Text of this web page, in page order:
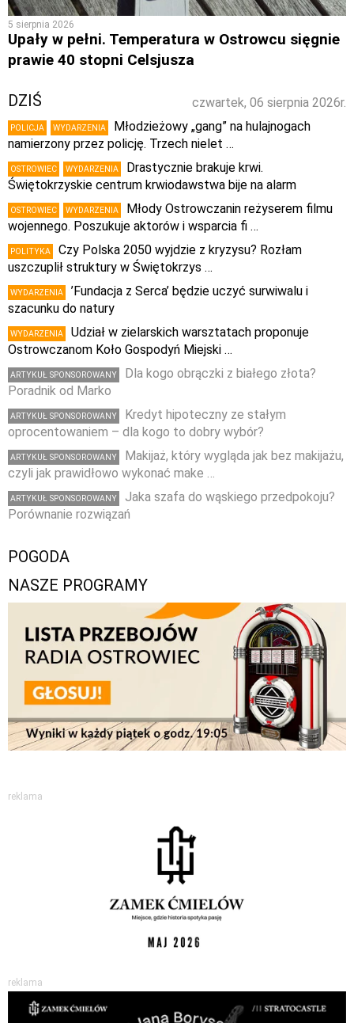
5 sierpnia 2026
Upały w pełni. Temperatura w Ostrowcu sięgnie
prawie 40 stopni Celsjusza
czwartek, 06 sierpnia 2026r.
DZIŚ
POLICJA WYDARZENIA
Młodzieżowy „gang” na hulajnogach
namierzony przez policję. Trzech nielet …
OSTROWIEC WYDARZENIA
Drastycznie brakuje krwi.
Świętokrzyskie centrum krwiodawstwa bije na alarm
OSTROWIEC WYDARZENIA
Młody Ostrowczanin reżyserem filmu
wojennego. Poszukuje aktorów i wsparcia fi …
POLITYKA
Czy Polska 2050 wyjdzie z kryzysu? Rozłam
uszczuplił struktury w Świętokrzys …
WYDARZENIA
’Fundacja z Serca’ będzie uczyć surwiwalu i
szacunku do natury
WYDARZENIA
Udział w zielarskich warsztatach proponuje
Ostrowczanom Koło Gospodyń Miejski …
ARTYKUŁ SPONSOROWANY
Dla kogo obrączki z białego złota?
Poradnik od Marko
ARTYKUŁ SPONSOROWANY
Kredyt hipoteczny ze stałym
oprocentowaniem – dla kogo to dobry wybór?
ARTYKUŁ SPONSOROWANY
Makijaż, który wygląda jak bez makijażu,
czyli jak prawidłowo wykonać make …
ARTYKUŁ SPONSOROWANY
Jaka szafa do wąskiego przedpokoju?
Porównanie rozwiązań
POGODA
NASZE PROGRAMY
reklama
reklama